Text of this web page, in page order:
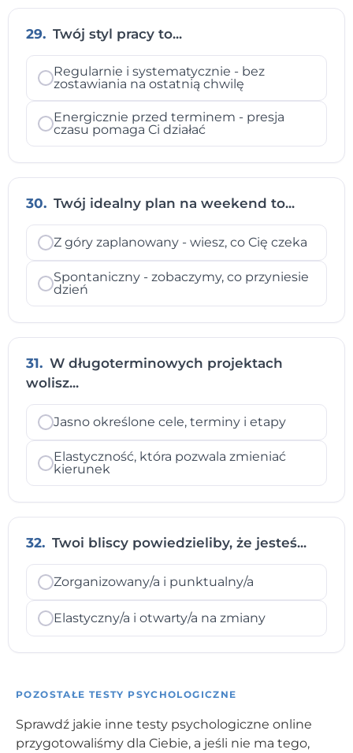
29. Twój styl pracy to...
Regularnie i systematycznie - bez
zostawiania na ostatnią chwilę
Energicznie przed terminem - presja
czasu pomaga Ci działać
30. Twój idealny plan na weekend to...
Z góry zaplanowany - wiesz, co Cię czeka
Spontaniczny - zobaczymy, co przyniesie
dzień
31. W długoterminowych projektach
wolisz...
Jasno określone cele, terminy i etapy
Elastyczność, która pozwala zmieniać
kierunek
32. Twoi bliscy powiedzieliby, że jesteś...
Zorganizowany/a i punktualny/a
Elastyczny/a i otwarty/a na zmiany
POZOSTAŁE TESTY PSYCHOLOGICZNE
Sprawdź jakie inne testy psychologiczne online
przygotowaliśmy dla Ciebie, a jeśli nie ma tego,